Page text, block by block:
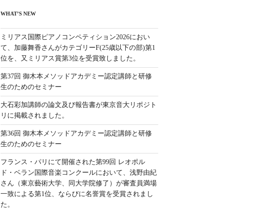
WHAT’S NEW
ミリアス国際ピアノコンペティション2026におい
て、加藤舞香さんがカテゴリーF(25歳以下の部)第1
位を、又ミリアス賞第3位を受賞致しました。
第37回 御木本メソッドアカデミー認定講師と研修
生のためのセミナー
大石彩加講師の論文及び報告書が東京音大リポジト
リに掲載されました。
第36回 御木本メソッドアカデミー認定講師と研修
生のためのセミナー
フランス・パリにて開催された第99回 レオポル
ド・ベラン国際音楽コンクールにおいて、浅野由紀
さん（東京藝術大学、同大学院修了）が審査員満場
一致による第1位、ならびに名誉賞を受賞されまし
た。